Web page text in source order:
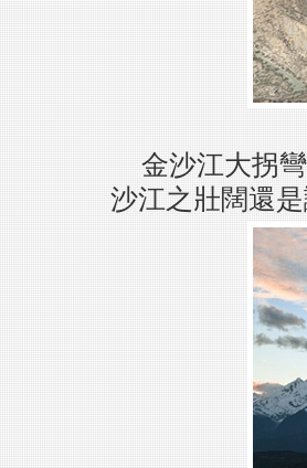
金沙江大拐
沙江之壯闊還